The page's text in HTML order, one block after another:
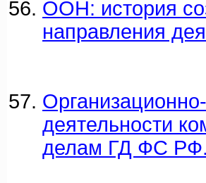
ООН: история
направления
деятельности
делам ГД ФС